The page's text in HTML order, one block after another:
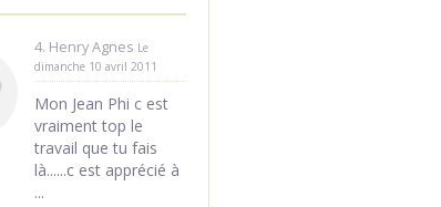
4. Henry Agnes Le
dimanche 10 avril 2011
Mon Jean Phi c est
vraiment top le
travail que tu fais
là......c est apprécié à
...